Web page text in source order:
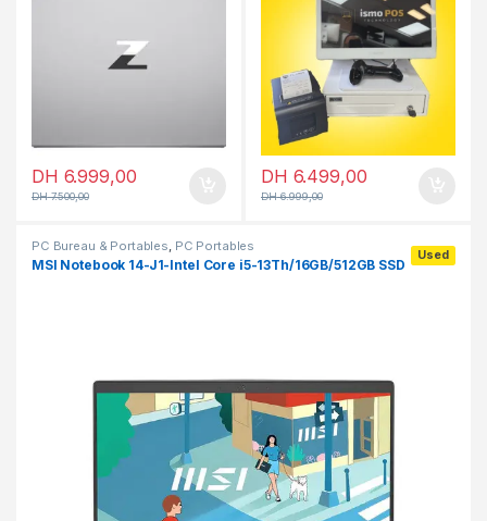
DH 6.999,00
DH7.500,00
DH 6.499,00
DH6.999,00
Used
PC Bureau & Portables PC Portables
MSI Notebook 14-J1-Intel Core i5-13Th/16GB/512GB SSD